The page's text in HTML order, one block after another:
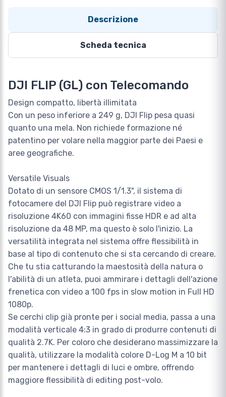
Descrizione
Scheda tecnica
DJI FLIP (GL) con Telecomando
Design compatto, libertà illimitata
Con un peso inferiore a 249 g, DJI Flip pesa quasi
quanto una mela. Non richiede formazione né
patentino per volare nella maggior parte dei Paesi e
aree geografiche.
Versatile Visuals
Dotato di un sensore CMOS 1/1.3", il sistema di
fotocamere del DJI Flip può registrare video a
risoluzione 4K60 con immagini fisse HDR e ad alta
risoluzione da 48 MP, ma questo è solo l'inizio. La
versatilità integrata nel sistema offre flessibilità in
base al tipo di contenuto che si sta cercando di creare.
Che tu stia catturando la maestosità della natura o
l'abilità di un atleta, puoi ammirare i dettagli dell'azione
frenetica con video a 100 fps in slow motion in Full HD
1080p.
Se cerchi clip già pronte per i social media, passa a una
modalità verticale 4:3 in grado di produrre contenuti di
qualità 2.7K. Per coloro che desiderano massimizzare la
qualità, utilizzare la modalità colore D-Log M a 10 bit
per mantenere i dettagli di luci e ombre, offrendo
maggiore flessibilità di editing post-volo.